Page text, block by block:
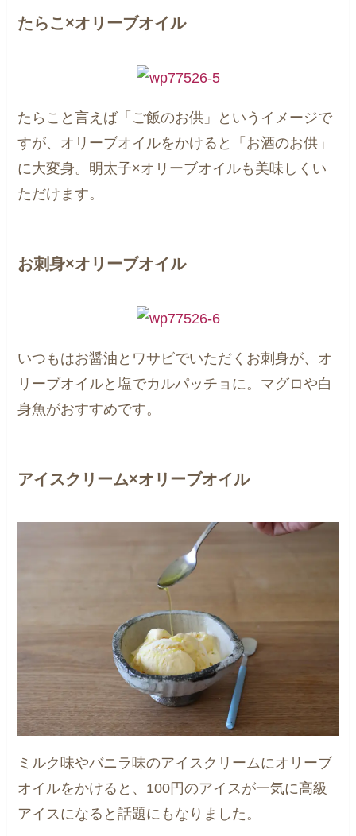
たらこ×オリーブオイル
たらこと言えば「ご飯のお供」というイメージで
すが、オリーブオイルをかけると「お酒のお供」
に大変身。明太子×オリーブオイルも美味しくい
ただけます。
お刺身×オリーブオイル
いつもはお醤油とワサビでいただくお刺身が、オ
リーブオイルと塩でカルパッチョに。マグロや白
身魚がおすすめです。
アイスクリーム×オリーブオイル
ミルク味やバニラ味のアイスクリームにオリーブ
オイルをかけると、100円のアイスが一気に高級
アイスになると話題にもなりました。